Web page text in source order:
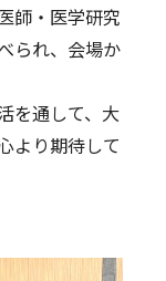
師・医学研究
られ、会場か
を通して、大
より期待して